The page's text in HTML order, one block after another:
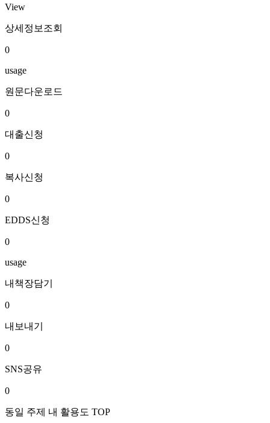
View
상세정보조회
0
usage
원문다운로드
0
대출신청
0
복사신청
0
EDDS신청
0
usage
내책장담기
0
내보내기
0
SNS공유
0
동일 주제 내 활용도 TOP